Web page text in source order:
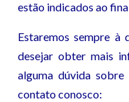
estão indicados ao
Estaremos sempre à
desejar obter mais
alguma dúvida
contato conosco: